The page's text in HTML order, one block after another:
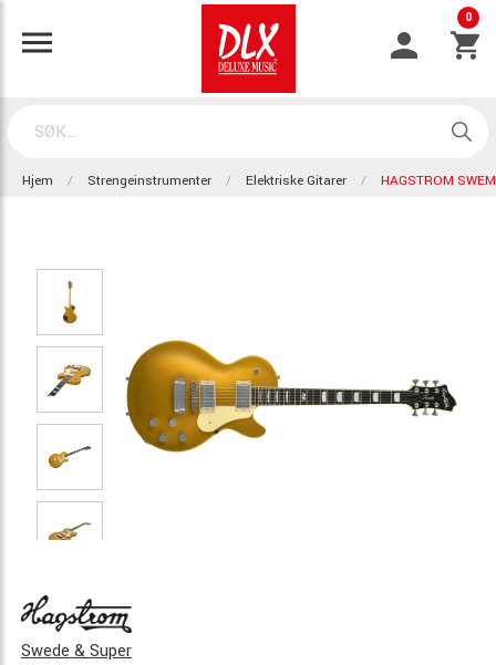
0
Hjem Strengeinstrumenter Elektriske Gitarer HAGSTROM
Swede & Super